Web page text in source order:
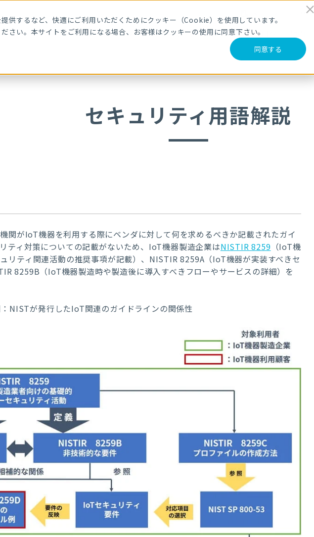
供するなど、快適にご利用いただくためにクッキー（Cookie）を使用しています。
さい。本サイトをご利用になる場合、お客様はクッキーの使用に同意下さい。
同意する
メールマガジン登録
サービス・製品 導入事例 セミナー ブログ
セキュリティ用語解説
関がIoT機器を利用する際にベンダに対して何を求めるべきか記載されたガイ
ティ対策についての記載がないため、IoT機器製造企業はNISTIR 8259 （IoT機
リティ関連活動の推奨事項が記載）、NISTIR 8259A（IoT機器が実装すべきセ
8259B（IoT機器製造時や製造後に導入すべきフローやサービスの詳細）を
NISTが発行したIoT関連のガイドラインの関係性